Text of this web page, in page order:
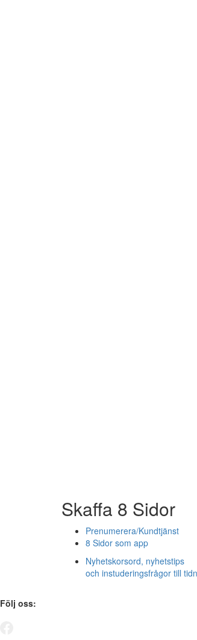
Skaffa 8 Sidor
Prenumerera/Kundtjänst
8 Sidor som app
Nyhetskorsord, nyhetstips
och instuderingsfrågor till
Följ oss: